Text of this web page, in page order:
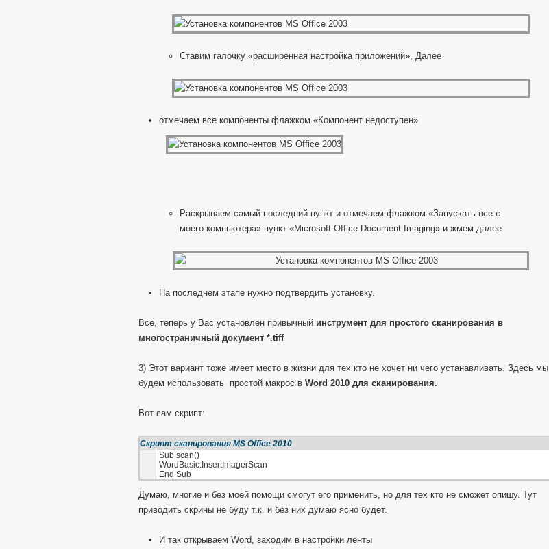
Ставим галочку «расширенная настройка приложений», Далее
отмечаем все компоненты флажком «Компонент недоступен»
Раскрываем самый последний пункт и отмечаем флажком «Запускать все с
моего компьютера» пункт «Microsoft Office Document Imaging» и жмем далее
На последнем этапе нужно подтвердить установку.
Все, теперь у Вас установлен привычный инструмент для простого сканирования в
многостраничный документ *.tiff
3) Этот вариант тоже имеет место в жизни для тех кто не хочет ни чего устанавливать. Здесь мы
будем использовать простой макрос в Word 2010 для сканирования.
Вот сам скрипт:
Скрипт сканирования MS Office 2010
Sub scan()
WordBasic.InsertImagerScan
End Sub
Думаю, многие и без моей помощи смогут его применить, но для тех кто не сможет опишу. Тут
приводить скрины не буду т.к. и без них думаю ясно будет.
И так открываем Word, заходим в настройки ленты